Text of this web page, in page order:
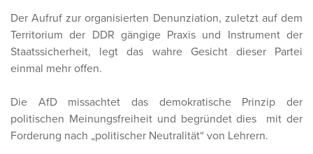
Der Aufruf zur organisierten Denunziation, zuletzt auf dem
Territorium der DDR gängige Praxis und Instrument der
Staatssicherheit, legt das wahre Gesicht dieser Partei
einmal mehr offen.
Die AfD missachtet das demokratische Prinzip der
politischen Meinungsfreiheit und begründet dies mit der
Forderung nach „politischer Neutralität“ von Lehrern.